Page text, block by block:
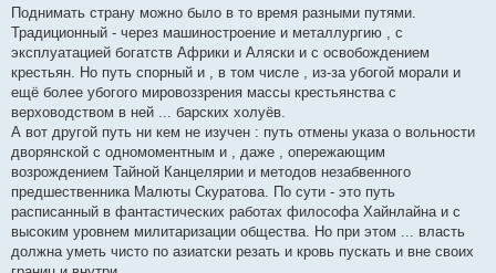
Поднимать страну можно было в то время разными путями.
Традиционный - через машиностроение и металлургию , с
эксплуатацией богатств Африки и Аляски и с освобождением
крестьян. Но путь спорный и , в том числе , из-за убогой морали и
ещё более убогого мировоззрения массы крестьянства с
верховодством в ней ... барских холуёв.
А вот другой путь ни кем не изучен : путь отмены указа о вольности
дворянской с одномоментным и , даже , опережающим
возрождением Тайной Канцелярии и методов незабвенного
предшественника Малюты Скуратова. По сути - это путь
расписанный в фантастических работах философа Хайнлайна и с
высоким уровнем милитаризации общества. Но при этом ... власть
должна уметь чисто по азиатски резать и кровь пускать и вне своих